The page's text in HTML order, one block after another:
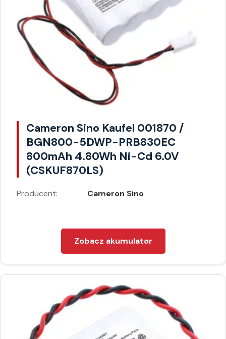
Cameron Sino Kaufel 001870 /
BGN800-5DWP-PRB830EC
800mAh 4.80Wh Ni-Cd 6.0V
(CSKUF870LS)
Producent: Cameron Sino
Zobacz akumulator